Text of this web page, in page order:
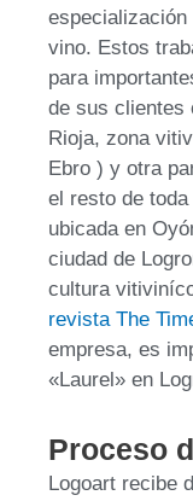
vino. Estos
para
de sus clientes
Rioja, zona
Ebro ) y otra
el resto de
ubicada en
ciudad de
cultura
revista The
empresa, es
«Laurel» en
Proceso
Logoart recibe